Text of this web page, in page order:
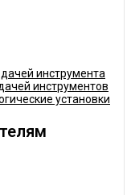
инструмента
инструментов
установки